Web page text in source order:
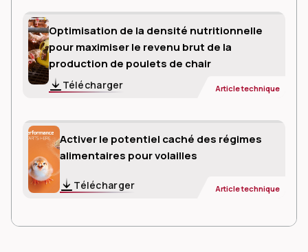
Optimisation de la densité nutritionnelle
pour maximiser le revenu brut de la
production de poulets de chair
Télécharger Article technique
Activer le potentiel caché des régimes
alimentaires pour volailles
Télécharger Article technique